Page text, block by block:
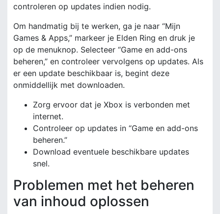
controleren op updates indien nodig.
Om handmatig bij te werken, ga je naar “Mijn
Games & Apps,” markeer je Elden Ring en druk je
op de menuknop. Selecteer “Game en add-ons
beheren,” en controleer vervolgens op updates. Als
er een update beschikbaar is, begint deze
onmiddellijk met downloaden.
Zorg ervoor dat je Xbox is verbonden met
internet.
Controleer op updates in “Game en add-ons
beheren.”
Download eventuele beschikbare updates
snel.
Problemen met het beheren
van inhoud oplossen